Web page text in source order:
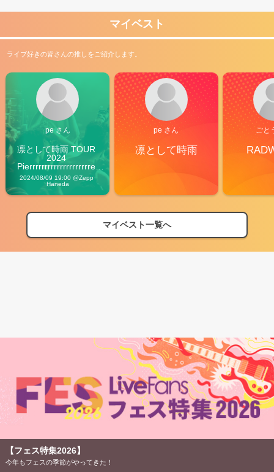
マイベスト
ライブ好きの皆さんの推しをご紹介します。
pe さん
凛として時雨 TOUR
2024
Pierrrrrrrrrrrrrrrrrrrre
Vibes
2024/08/09 19:00 @Zepp
Haneda
pe さん
凛として時雨
ごと
マイベスト一覧へ
【フェス特集2026】
今年もフェスの季節がやってきた！